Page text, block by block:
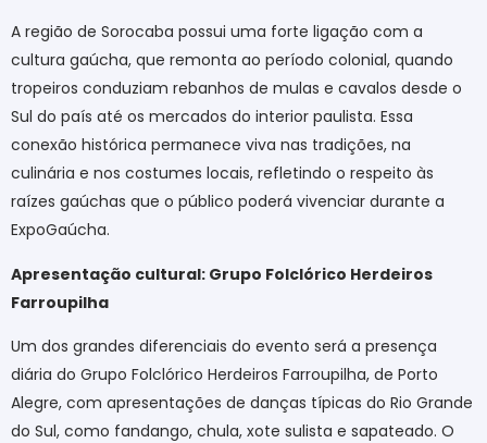
A região de Sorocaba possui uma forte ligação com a
cultura gaúcha, que remonta ao período colonial, quando
tropeiros conduziam rebanhos de mulas e cavalos desde o
Sul do país até os mercados do interior paulista. Essa
conexão histórica permanece viva nas tradições, na
culinária e nos costumes locais, refletindo o respeito às
raízes gaúchas que o público poderá vivenciar durante a
ExpoGaúcha.
Apresentação cultural: Grupo Folclórico Herdeiros
Farroupilha
Um dos grandes diferenciais do evento será a presença
diária do Grupo Folclórico Herdeiros Farroupilha, de Porto
Alegre, com apresentações de danças típicas do Rio Grande
do Sul, como fandango, chula, xote sulista e sapateado. O